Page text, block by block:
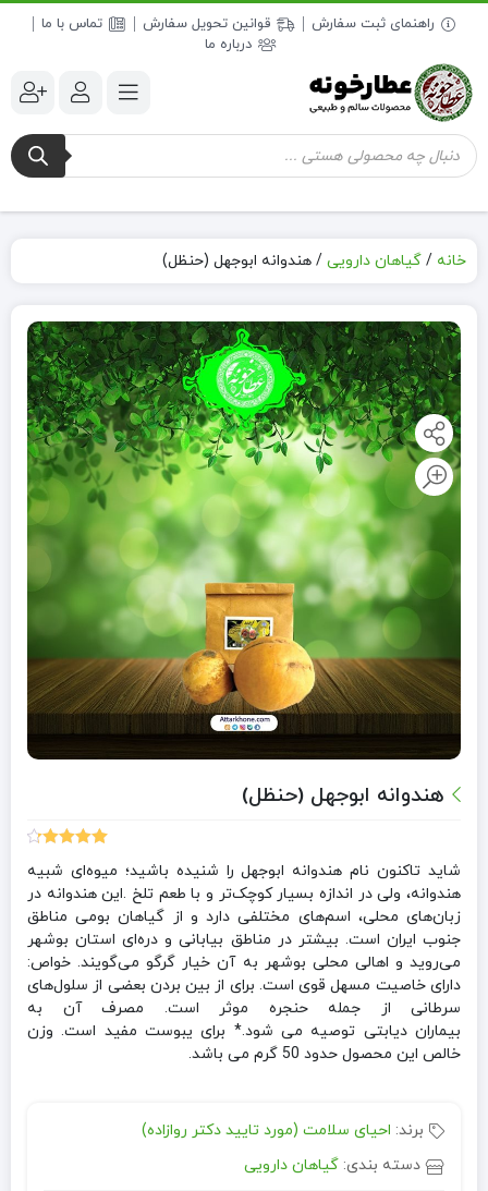
راهنمای ثبت سفارش قوانین تحویل سفارش
تماس با ما
درباره ما
جستجوی
محصولات
خانه / گیاهان دارویی / هندوانه ابوجهل (حنظل)
هندوانه ابوجهل (حنظل)
4.33
از 5
در
امتیازدهی
مشتری
شاید تاکنون نام هندوانه ابوجهل را شنیده باشید؛ میوه‌ای شبیه
هندوانه، ولی در اندازه بسیار کوچک‌تر و با طعم تلخ .این هندوانه در
زبان‌های محلی، اسم‌های مختلفی دارد و از گیاهان بومی مناطق
جنوب ایران است. بیشتر در مناطق بیابانی و دره‌ای استان بوشهر
می‌روید و اهالی محلی بوشهر به آن خیار گرگو می‌گویند. خواص:
دارای خاصیت مسهل قوی است. برای از بین بردن بعضی از سلول‌های
سرطانی از جمله حنجره موثر است. مصرف آن به
بیماران دیابتی توصیه می شود.* برای یبوست مفید است. وزن
خالص این محصول حدود 50 گرم می باشد.
برند: احیای سلامت (مورد تایید دکتر روازاده)
دسته بندی: گیاهان دارویی